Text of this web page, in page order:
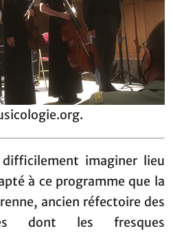
imaginer lieu
à ce programme que la
ancien réfectoire des
dont les fresques